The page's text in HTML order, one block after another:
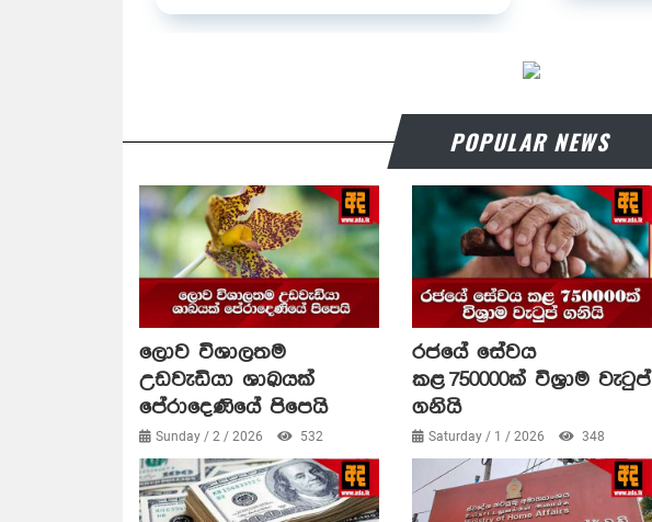
POPULAR NEWS
ලොව විශාලතම
උඩවැඩියා ශාඛයක්
පේරාදෙණියේ පිපෙයි
Sunday / 2 / 2026 532
රජයේ සේවය
කළ 750000ක් විශ්‍රාම වැටුප්
ගනියි
Saturday / 1 / 2026 348